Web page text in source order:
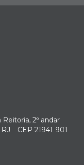
2º andar
– CEP 21941-901